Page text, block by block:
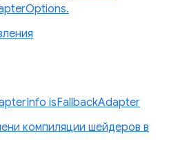
isFallbackAdapter
компиляции шейдеров в